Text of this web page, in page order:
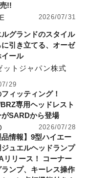
!!
2026/07/31
ルグランドのスタイル
に引き立てる、オーゼ
イール
ットジャパン株式
29
ィッティング！
専用ヘッドレスト
がSARDから登場
2026/07/28
品情報】9型ハイエー
ジュエルヘッドランプ
リリース！ コーナー
ランプ、キーレス操作